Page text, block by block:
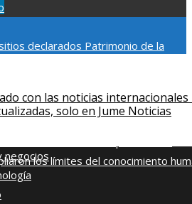
declarados Patrimonio de la
y reducir la fragmentación
La gran depresión de 1929 y su
los límites del conocimiento
con las noticias internacionales
solo en Jume Noticias
negocios